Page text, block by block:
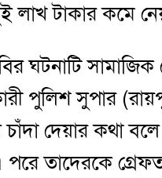
টাকার কমে
ঘটনাটি
পুলিশ সুপার
দেয়ার কথা
তাদেরকে